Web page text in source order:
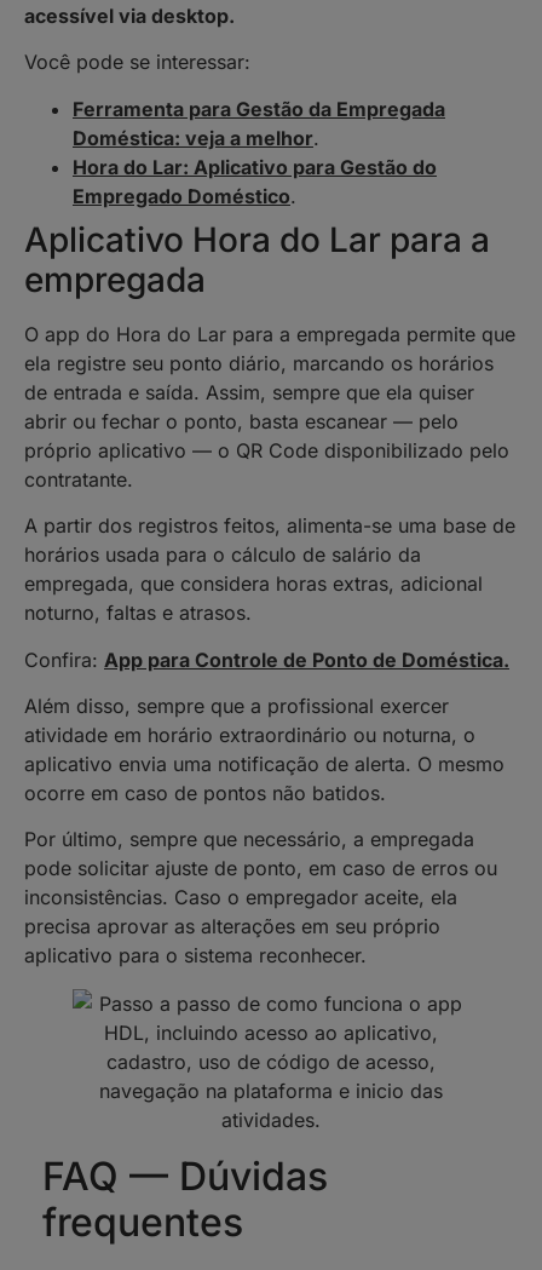
acessível via desktop.
Você pode se interessar:
Ferramenta para Gestão da Empregada
Doméstica: veja a melhor.
Hora do Lar: Aplicativo para Gestão do
Empregado Doméstico.
Aplicativo Hora do Lar para a
empregada
O app do Hora do Lar para a empregada permite que
ela registre seu ponto diário, marcando os horários
de entrada e saída. Assim, sempre que ela quiser
abrir ou fechar o ponto, basta escanear — pelo
próprio aplicativo — o QR Code disponibilizado pelo
contratante.
A partir dos registros feitos, alimenta-se uma base de
horários usada para o cálculo de salário da
empregada, que considera horas extras, adicional
noturno, faltas e atrasos.
Confira: App para Controle de Ponto de Doméstica.
Além disso, sempre que a profissional exercer
atividade em horário extraordinário ou noturna, o
aplicativo envia uma notificação de alerta. O mesmo
ocorre em caso de pontos não batidos.
Por último, sempre que necessário, a empregada
pode solicitar ajuste de ponto, em caso de erros ou
inconsistências. Caso o empregador aceite, ela
precisa aprovar as alterações em seu próprio
aplicativo para o sistema reconhecer.
FAQ — Dúvidas
frequentes